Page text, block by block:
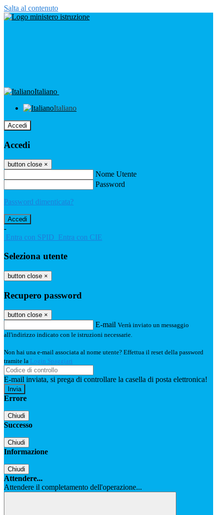
Salta al contenuto
Italiano
Italiano
Accedi
Accedi
button close ×
Nome Utente
Password
Password dimenticata?
-
Entra con SPID Entra con CIE
Seleziona utente
button close ×
Recupero password
button close ×
E-mail Verrà inviato un messaggio
all'indirizzo indicato con le istruzioni necessarie.
Non hai una e-mail associata al nome utente? Effettua il reset della password
tramite la Login Spaggiari
E-mail inviata, si prega di controllare la casella di posta elettronica!
Errore
Chiudi
Successo
Chiudi
Informazione
Chiudi
Attendere...
Attendere il completamento dell'operazione...